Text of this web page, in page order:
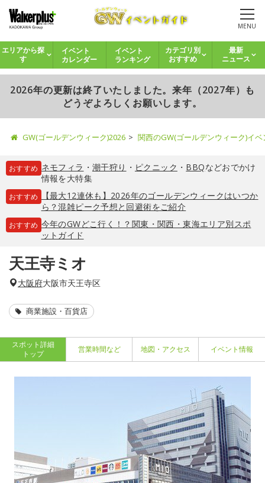
MENU
エリアから探
す
イベント
カレンダー
イベント
ランキング
カテゴリ別
おすすめ
最新
ニュース
2026年の更新は終了いたしました。来年（2027年）も
どうぞよろしくお願いします。
GW(ゴールデンウィーク)2026 関西のGW(ゴールデンウィーク)イ
おすすめ ネモフィラ ・ 潮干狩り ・ ピクニック ・ BBQなどおでかけ
情報を大特集
おすすめ
【最大12連休も】2026年のゴールデンウィークはいつか
ら？混雑ピーク予想と回避術をご紹介
おすすめ 今年のGWどこ行く！？関東・関西・東海エリア別スポ
ットガイド
天王寺ミオ
大阪府大阪市天王寺区
商業施設・百貨店
スポット詳細
トップ
営業時間など 地図・アクセス イベント情報